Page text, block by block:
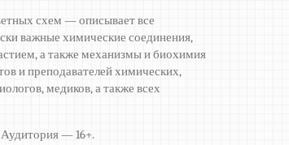
схем — описывает все
важные химические соединения,
а также механизмы и биохимия
и преподавателей химических,
медиков, а также всех
— 16+.